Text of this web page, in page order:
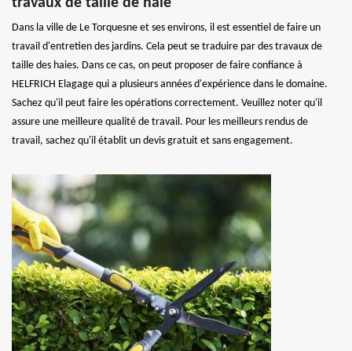
travaux de taille de haie
Dans la ville de Le Torquesne et ses environs, il est essentiel de faire un
travail d'entretien des jardins. Cela peut se traduire par des travaux de
taille des haies. Dans ce cas, on peut proposer de faire confiance à
HELFRICH Elagage qui a plusieurs années d'expérience dans le domaine.
Sachez qu'il peut faire les opérations correctement. Veuillez noter qu'il
assure une meilleure qualité de travail. Pour les meilleurs rendus de
travail, sachez qu'il établit un devis gratuit et sans engagement.